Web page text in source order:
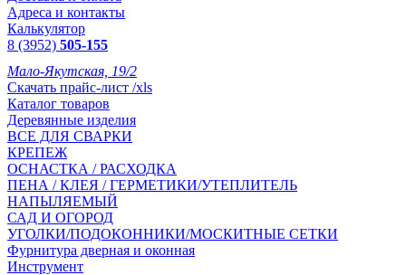
Адреса и контакты
Калькулятор
8 (3952) 505-155
Мало-Якутская, 19/2
Скачать прайс-лист /xls
Каталог товаров
Деревянные изделия
ВСЕ ДЛЯ СВАРКИ
КРЕПЕЖ
ОСНАСТКА / РАСХОДКА
ПЕНА / КЛЕЯ / ГЕРМЕТИКИ/УТЕПЛИТЕЛЬ
НАПЫЛЯЕМЫЙ
САД И ОГОРОД
УГОЛКИ/ПОДОКОННИКИ/МОСКИТНЫЕ СЕТКИ
Фурнитура дверная и оконная
Инструмент